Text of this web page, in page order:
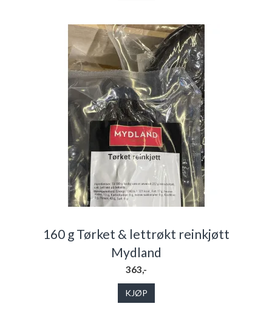
160 g Tørket & lettrøkt reinkjøtt
Mydland
363,-
KJØP